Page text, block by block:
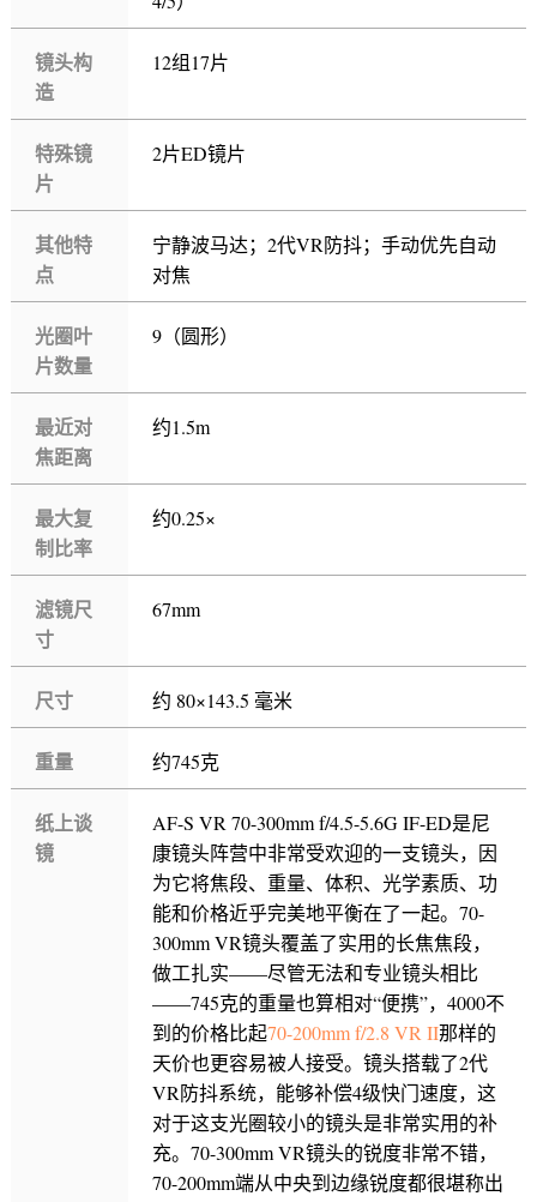
镜头构
造
12组17片
特殊镜
片
2片ED镜片
其他特
点
宁静波马达；2代VR防抖；手动优先自动
对焦
光圈叶
片数量
9（圆形）
最近对
焦距离
约1.5m
最大复
制比率
约0.25×
滤镜尺
寸
67mm
尺寸 约 80×143.5 毫米
重量 约745克
纸上谈
镜
AF-S VR 70-300mm f/4.5-5.6G IF-ED是尼
康镜头阵营中非常受欢迎的一支镜头，因
为它将焦段、重量、体积、光学素质、功
能和价格近乎完美地平衡在了一起。70-
300mm VR镜头覆盖了实用的长焦焦段，
做工扎实——尽管无法和专业镜头相比
——745克的重量也算相对“便携”，4000不
到的价格比起70-200mm f/2.8 VR II那样的
天价也更容易被人接受。镜头搭载了2代
VR防抖系统，能够补偿4级快门速度，这
对于这支光圈较小的镜头是非常实用的补
充。70-300mm VR镜头的锐度非常不错，
70-200mm端从中央到边缘锐度都很堪称出